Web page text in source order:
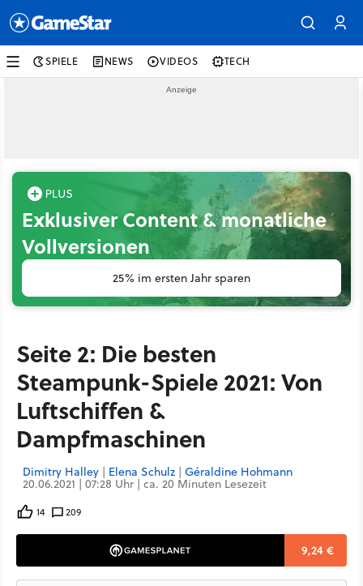
SPIELE NEWS VIDEOS TECH
Exklusiver Content & monatliche
Vollversionen
25% im ersten Jahr sparen
Seite 2: Die besten
Steampunk-Spiele 2021: Von
Luftschiffen &
Dampfmaschinen
Dimitry Halley | Elena Schulz | Géraldine Hohmann
20.06.2021 | 07:28 Uhr | ca. 20 Minuten Lesezeit
14 209
9,24 €